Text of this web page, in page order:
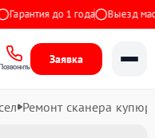
до 1 года Выезд
Заявка
Ремонт сканера